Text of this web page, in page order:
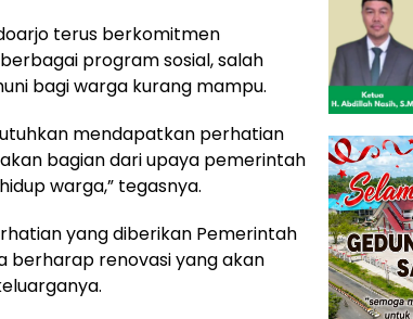
terus berkomitmen
program sosial, salah
bagi warga kurang mampu.
mendapatkan perhatian
bagian dari upaya pemerintah
warga,” tegasnya.
yang diberikan Pemerintah
berharap renovasi yang akan